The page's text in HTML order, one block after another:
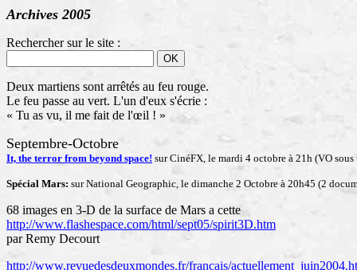
Archives 2005
Rechercher sur le site :
Deux martiens sont arrêtés au feu rouge.
Le feu passe au vert. L'un d'eux s'écrie :
« Tu as vu, il me fait de l'œil ! »
Septembre-Octobre
It, the terror from beyond space! sur CinéFX, le mardi 4 octobre à 21h (VO sous
Spécial Mars: sur National Geographic, le dimanche 2 Octobre à 20h45 (2
68 images en 3-D de la surface de Mars a cette
http://www.flashespace.com/html/sept05/spirit3D.htm
par Remy Decourt
http://www.revuedesdeuxmondes.fr/francais/